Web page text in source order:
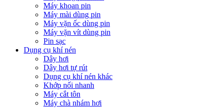
Máy khoan pin
Máy mài dùng pin
Máy vặn ốc dùng pin
Máy vặn vít dùng pin
Pin sạc
Dụng cụ khí nén
Dây hơi
Dây hơi tự rút
Dụng cụ khí nén khác
Khớp nối nhanh
Máy cắt tôn
Máy chà nhám hơi